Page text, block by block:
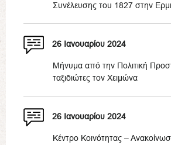
Συνέλευσης του 1827 στην
26 Ιανουαρίου 2024
Μήνυμα από την Πολιτική
ταξιδιώτες τον Χειμώνα
26 Ιανουαρίου 2024
Κέντρο Κοινότητας –